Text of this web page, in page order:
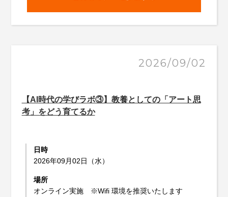
2026/09/02
【AI時代の学びラボ③】教養としての「アート思
考」をどう育てるか
日時
2026年09月02日（水）
場所
オンライン実施 ※Wifi 環境を推奨いたします